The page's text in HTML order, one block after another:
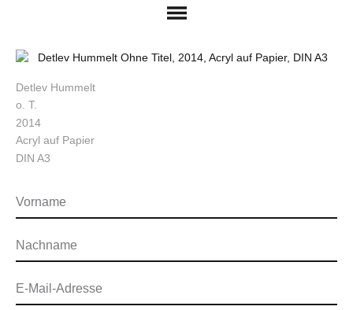
Detlev Hummelt
o. T.
2014
Acryl auf Papier
DIN A3